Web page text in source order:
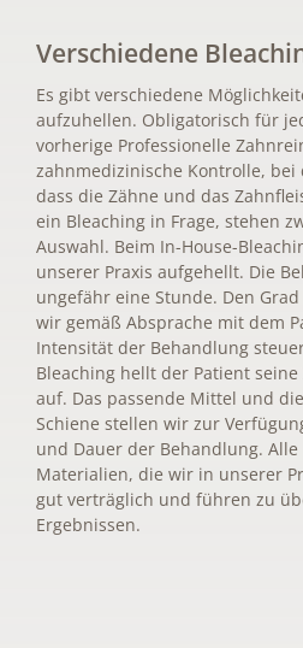
Verschiedene
Es gibt verschiedene
aufzuhellen. Obligatorisch für
vorherige Professionelle
zahnmedizinische Kontrolle,
dass die Zähne und das
ein Bleaching in Frage, stehen
Auswahl. Beim In-House-
unserer Praxis aufgehellt. Die
ungefähr eine Stunde. Den
wir gemäß Absprache mit dem
Intensität der Behandlung
Bleaching hellt der Patient
auf. Das passende Mittel und
Schiene stellen wir zur
und Dauer der Behandlung.
Materialien, die wir in unserer
gut verträglich und führen zu
Ergebnissen.